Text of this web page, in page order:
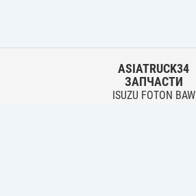
ASIATRUCK34
ЗАПЧАСТИ
ISUZU FOTON BAW